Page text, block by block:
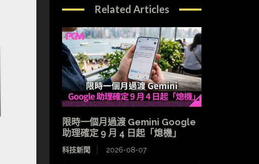
Related Articles
限時一個月過渡 Gemini Google
助理確定 9 月 4 日起「熄機」
科技新聞 2026-08-07